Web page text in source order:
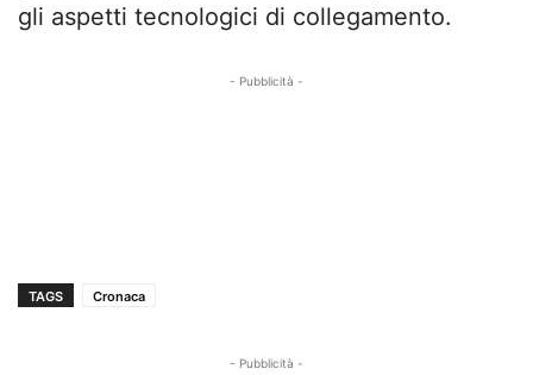
gli aspetti tecnologici di collegamento.
- Pubblicità -
TAGS Cronaca
- Pubblicità -